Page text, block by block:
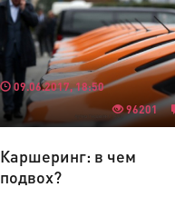
09.06.2017, 18:50
96201
Каршеринг: в чем
подвох?